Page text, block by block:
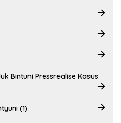
Bintuni Pressrealise Kasus
(1)